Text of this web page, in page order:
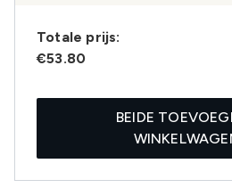
Totale prijs:
€53.80
BEIDE